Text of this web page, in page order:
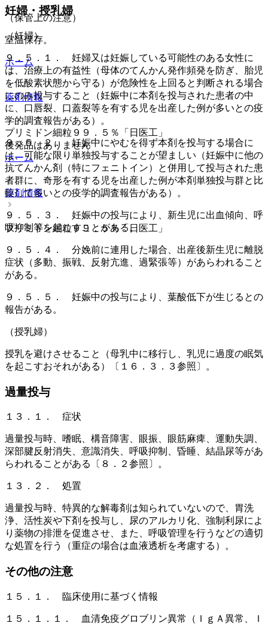
（保管上の注意）
室温保存。
ホーム
薬剤情報
プリミドン細粒９９．５％「日医工」
後発品はありません
ホーム
薬剤情報
プリミドン細粒９９．５％「日医工」
妊婦・授乳婦
（妊婦）
９．５．１． 妊婦又は妊娠している可能性のある女性に
は、治療上の有益性（母体のてんかん発作頻発を防ぎ、胎児
を低酸素状態から守る）が危険性を上回ると判断される場合
にのみ投与すること（妊娠中に本剤を投与された患者の中
に、口唇裂、口蓋裂等を有する児を出産した例が多いとの疫
学的調査報告がある）。
９．５．２． 妊娠中にやむを得ず本剤を投与する場合に
は、可能な限り単独投与することが望ましい（妊娠中に他の
抗てんかん剤（特にフェニトイン）と併用して投与された患
者群に、奇形を有する児を出産した例が本剤単独投与群と比
較して多いとの疫学的調査報告がある）。
９．５．３． 妊娠中の投与により、新生児に出血傾向、呼
吸抑制等を起こすことがある。
９．５．４． 分娩前に連用した場合、出産後新生児に離脱
症状（多動、振戦、反射亢進、過緊張等）があらわれること
がある。
９．５．５． 妊娠中の投与により、葉酸低下が生じるとの
報告がある。
（授乳婦）
授乳を避けさせること（母乳中に移行し、乳児に過度の眠気
を起こすおそれがある）〔１６．３．３参照〕。
過量投与
１３．１． 症状
過量投与時、嗜眠、構音障害、眼振、眼筋麻痺、運動失調、
深部腱反射消失、意識消失、呼吸抑制、昏睡、結晶尿等があ
らわれることがある〔８．２参照〕。
１３．２． 処置
過量投与時、特異的な解毒剤は知られていないので、胃洗
浄、活性炭や下剤を投与し、尿のアルカリ化、強制利尿によ
り薬物の排泄を促進させ、また、呼吸管理を行うなどの適切
な処置を行う（重症の場合は血液透析を考慮する）。
その他の注意
１５．１． 臨床使用に基づく情報
１５．１．１． 血清免疫グロブリン異常（ＩｇＡ異常、Ｉ